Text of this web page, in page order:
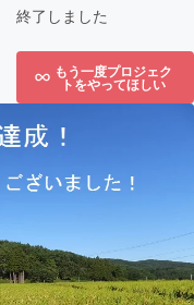
終了しました
もう一度プロジェク
トをやってほしい